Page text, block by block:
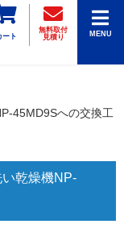
ート
無料取付
見積り
MENU
45MD9Sへの交換工
乾燥機NP-